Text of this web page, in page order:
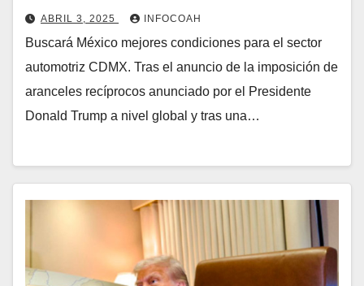
ABRIL 3, 2025 INFOCOAH
Buscará México mejores condiciones para el sector
automotriz CDMX. Tras el anuncio de la imposición de
aranceles recíprocos anunciado por el Presidente
Donald Trump a nivel global y tras una…